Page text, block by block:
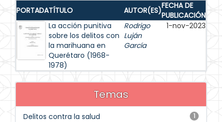
PORTADATÍTULO AUTOR(ES)FECHA DE
PUBLICACIÓN
La acción punitiva
sobre los delitos con
la marihuana en
Querétaro (1968-
1978)
Rodrigo
Luján
García
1-nov-2023
Temas
1
Delitos contra la salud